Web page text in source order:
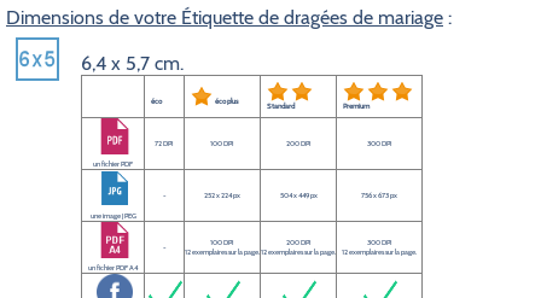
Dimensions de votre Étiquette de dragées de mariage :
6,4 x 5,7 cm.
éco éco plus Standard Premium
un fichier PDF
72 DPI 100 DPI 200 DPI 300 DPI
une image JPEG
- 252 x 224 px 504 x 449 px 756 x 673 px
un fichier PDF A4
-
100 DPI
12 exemplaires sur la page.
200 DPI
12 exemplaires sur la page.
300 DPI
12 exemplaires sur la page.